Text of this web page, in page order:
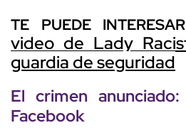
TE PUEDE
video de Lady
guardia de seguridad
El crimen
Facebook